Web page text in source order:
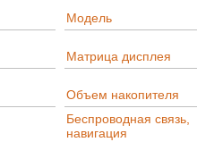
Модель
Матрица дисплея
Объем накопителя
Беспроводная связь,
навигация